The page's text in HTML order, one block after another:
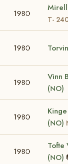
1980
T-
1980
1980
Vinn
(NO)
1980
(NO)
1980
Tofte
(NO)